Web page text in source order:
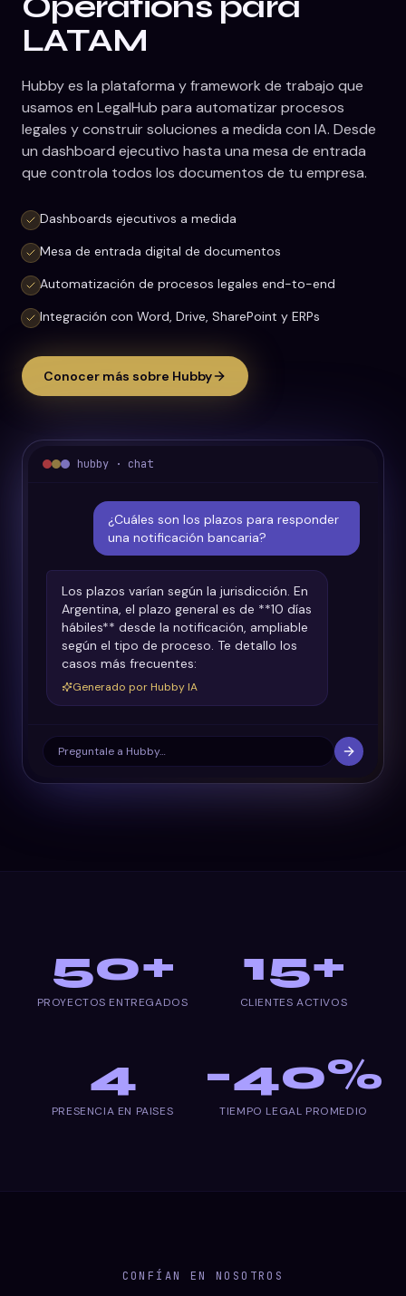
LATAM
Hubby es la plataforma y framework de trabajo que
usamos en LegalHub para automatizar procesos
legales y construir soluciones a medida con IA. Desde
un dashboard ejecutivo hasta una mesa de entrada
que controla todos los documentos de tu empresa.
Dashboards ejecutivos a medida
Mesa de entrada digital de documentos
Automatización de procesos legales end-to-end
Integración con Word, Drive, SharePoint y ERPs
Conocer más sobre Hubby
hubby · chat
¿Cuáles son los plazos para responder
una notificación bancaria?
Los plazos varían según la jurisdicción. En
Argentina, el plazo general es de **10 días
hábiles** desde la notificación, ampliable
según el tipo de proceso. Te detallo los
casos más frecuentes:
Generado por Hubby IA
Preguntale a Hubby…
Impacto en números
50+
PROYECTOS ENTREGADOS
15+
CLIENTES ACTIVOS
4
PRESENCIA EN PAISES
−40%
TIEMPO LEGAL PROMEDIO
CONFÍAN EN NOSOTROS